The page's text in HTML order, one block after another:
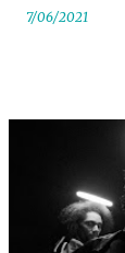
7/06/2021